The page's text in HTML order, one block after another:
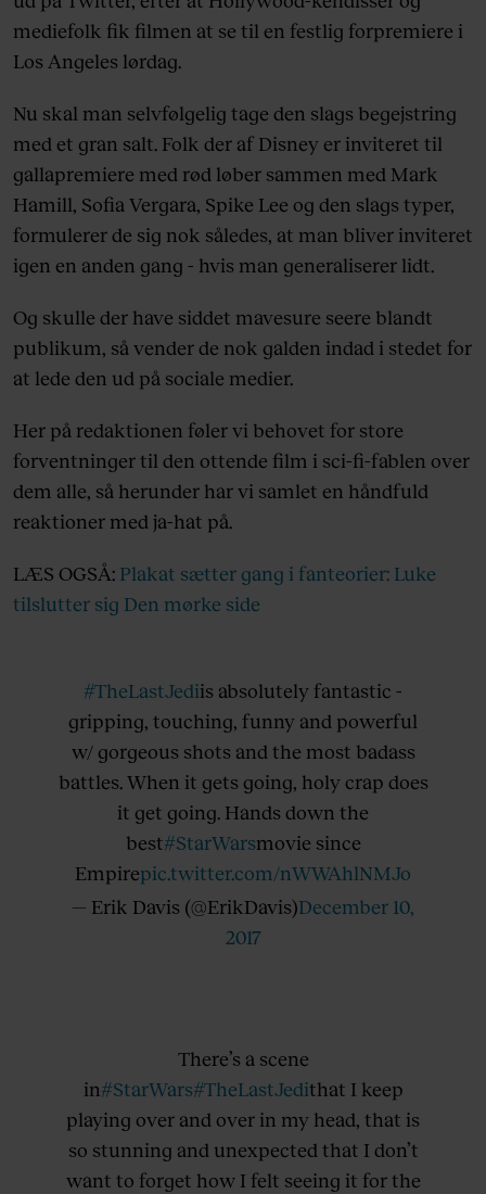
mediefolk fik filmen at se til en festlig forpremiere i
Los Angeles lørdag.
Nu skal man selvfølgelig tage den slags begejstring
med et gran salt. Folk der af Disney er inviteret til
gallapremiere med rød løber sammen med Mark
Hamill, Sofia Vergara, Spike Lee og den slags typer,
formulerer de sig nok således, at man bliver inviteret
igen en anden gang - hvis man generaliserer lidt.
Og skulle der have siddet mavesure seere blandt
publikum, så vender de nok galden indad i stedet for
at lede den ud på sociale medier.
Her på redaktionen føler vi behovet for store
forventninger til den ottende film i sci-fi-fablen over
dem alle, så herunder har vi samlet en håndfuld
reaktioner med ja-hat på.
LÆS OGSÅ: Plakat sætter gang i fanteorier: Luke
tilslutter sig Den mørke side
#TheLastJediis absolutely fantastic -
gripping, touching, funny and powerful
w/ gorgeous shots and the most badass
battles. When it gets going, holy crap does
it get going. Hands down the
best#StarWarsmovie since
Empirepic.twitter.com/nWWAhlNMJo
— Erik Davis (@ErikDavis)December 10,
2017
There’s a scene
in#StarWars#TheLastJedithat I keep
playing over and over in my head, that is
so stunning and unexpected that I don’t
want to forget how I felt seeing it for the